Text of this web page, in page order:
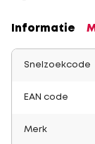
Informatie
Snelzoekcode
EAN code
Merk